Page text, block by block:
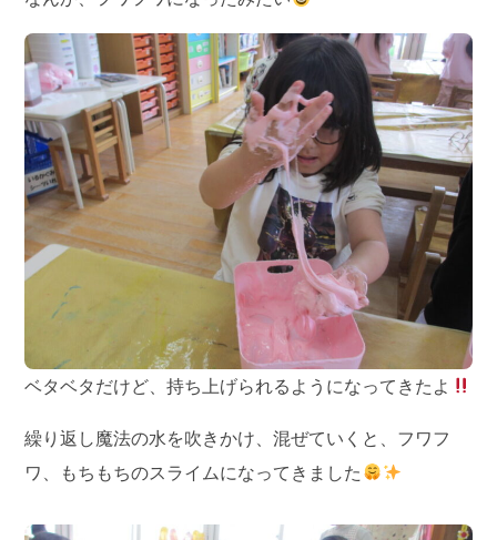
ベタベタだけど、持ち上げられるようになってきたよ
繰り返し魔法の水を吹きかけ、混ぜていくと、フワフ
ワ、もちもちのスライムになってきました